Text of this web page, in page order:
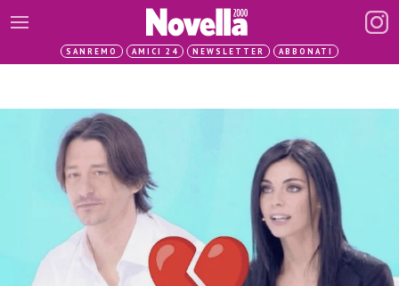
SANREMO AMICI 24 NEWSLETTER ABBONATI